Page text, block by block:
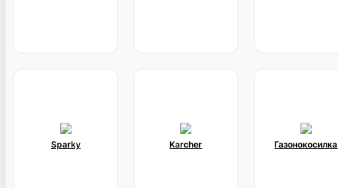
Sparky Karcher Газонокосилка